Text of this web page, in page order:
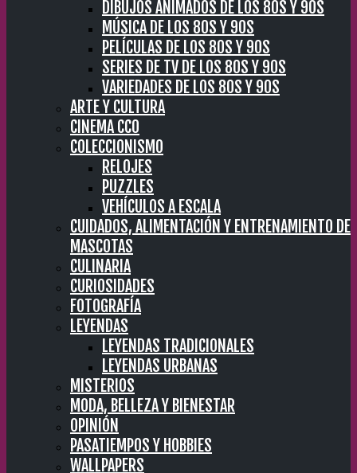
DIBUJOS ANIMADOS DE LOS 80S Y 90S
MÚSICA DE LOS 80S Y 90S
PELÍCULAS DE LOS 80S Y 90S
SERIES DE TV DE LOS 80S Y 90S
VARIEDADES DE LOS 80S Y 90S
ARTE Y CULTURA
CINEMA CC0
COLECCIONISMO
RELOJES
PUZZLES
VEHÍCULOS A ESCALA
CUIDADOS, ALIMENTACIÓN Y ENTRENAMIENTO DE
MASCOTAS
CULINARIA
CURIOSIDADES
FOTOGRAFÍA
LEYENDAS
LEYENDAS TRADICIONALES
LEYENDAS URBANAS
MISTERIOS
MODA, BELLEZA Y BIENESTAR
OPINIÓN
PASATIEMPOS Y HOBBIES
WALLPAPERS